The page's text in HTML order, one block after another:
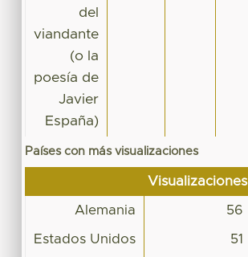
del
viandante
(o la
poesía de
Javier
España)
Países con más visualizaciones
Visualizaciones
Alemania 56
Estados Unidos 51